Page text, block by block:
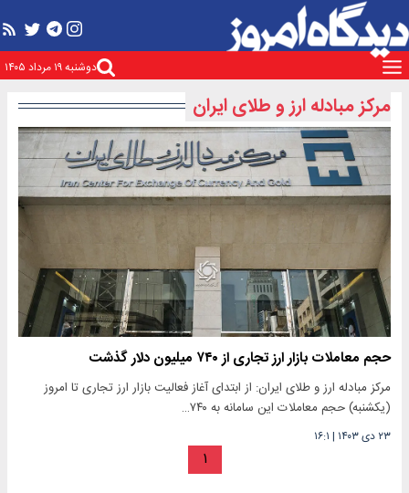
دوشنبه ۱۹ مرداد ۱۴۰۵
مرکز مبادله ارز و طلای ایران
حجم معاملات بازار ارز تجاری از ۷۴۰ میلیون دلار گذشت
مرکز مبادله ارز و طلای ایران: از ابتدای آغاز فعالیت بازار ارز تجاری تا امروز
(یکشنبه) حجم معاملات این سامانه به ۷۴۰…
۲۳ دی ۱۴۰۳ | ۱۶:۱
۱